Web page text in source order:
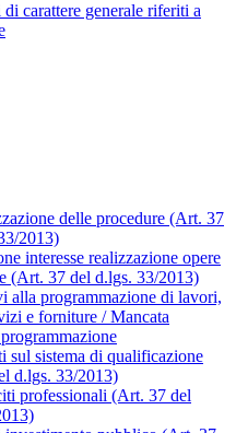
carattere generale riferiti a
delle procedure (Art. 37
2013)
interesse realizzazione opere
(Art. 37 del d.lgs. 33/2013)
alla programmazione di lavori,
e forniture / Mancata
sul sistema di qualificazione
d.lgs. 33/2013)
professionali (Art. 37 del